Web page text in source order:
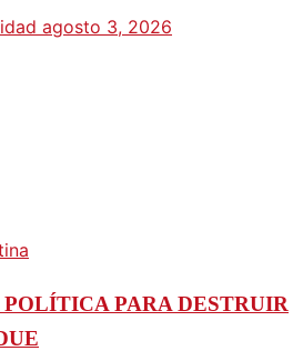
agosto 3, 2026
PARA DESTRUIR